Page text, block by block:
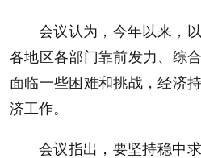
会议认为，今年以来，
各地区各部门靠前发力、综
面临一些困难和挑战，经济
济工作。
会议指出，要坚持稳中